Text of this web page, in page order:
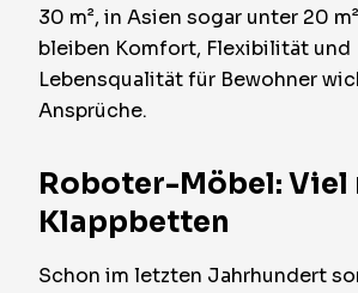
30 m², in Asien sogar unter 20
bleiben Komfort, Flexibilität und
Lebensqualität für Bewohner
Ansprüche.
Roboter-Möbel: Viel
Klappbetten
Schon im letzten Jahrhundert